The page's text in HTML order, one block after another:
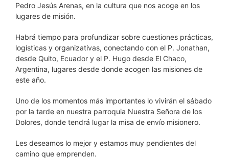
Pedro Jesús Arenas, en la cultura que nos acoge en los
lugares de misión.
Habrá tiempo para profundizar sobre cuestiones prácticas,
logísticas y organizativas, conectando con el P. Jonathan,
desde Quito, Ecuador y el P. Hugo desde El Chaco,
Argentina, lugares desde donde acogen las misiones de
este año.
Uno de los momentos más importantes lo vivirán el sábado
por la tarde en nuestra parroquia Nuestra Señora de los
Dolores, donde tendrá lugar la misa de envío misionero.
Les deseamos lo mejor y estamos muy pendientes del
camino que emprenden.